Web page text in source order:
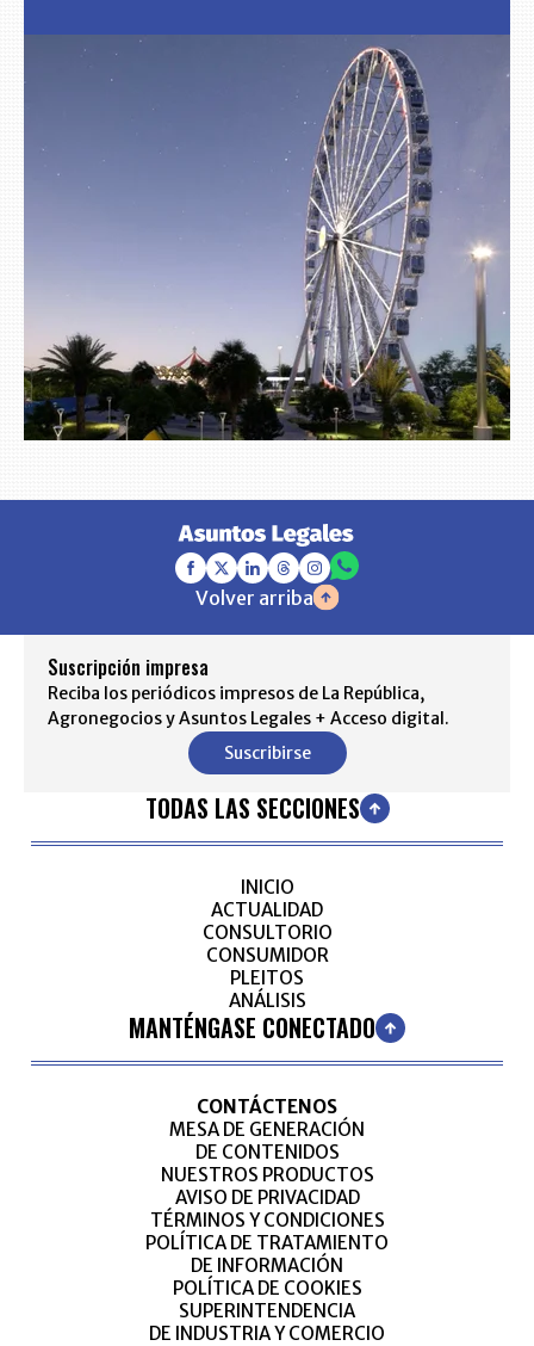
Volver arriba
Suscripción impresa
Reciba los periódicos impresos de La República,
Agronegocios y Asuntos Legales + Acceso digital.
Suscribirse
TODAS LAS SECCIONES
INICIO
ACTUALIDAD
CONSULTORIO
CONSUMIDOR
PLEITOS
ANÁLISIS
MANTÉNGASE CONECTADO
CONTÁCTENOS
MESA DE GENERACIÓN
DE CONTENIDOS
NUESTROS PRODUCTOS
AVISO DE PRIVACIDAD
TÉRMINOS Y CONDICIONES
POLÍTICA DE TRATAMIENTO
DE INFORMACIÓN
POLÍTICA DE COOKIES
SUPERINTENDENCIA
DE INDUSTRIA Y COMERCIO